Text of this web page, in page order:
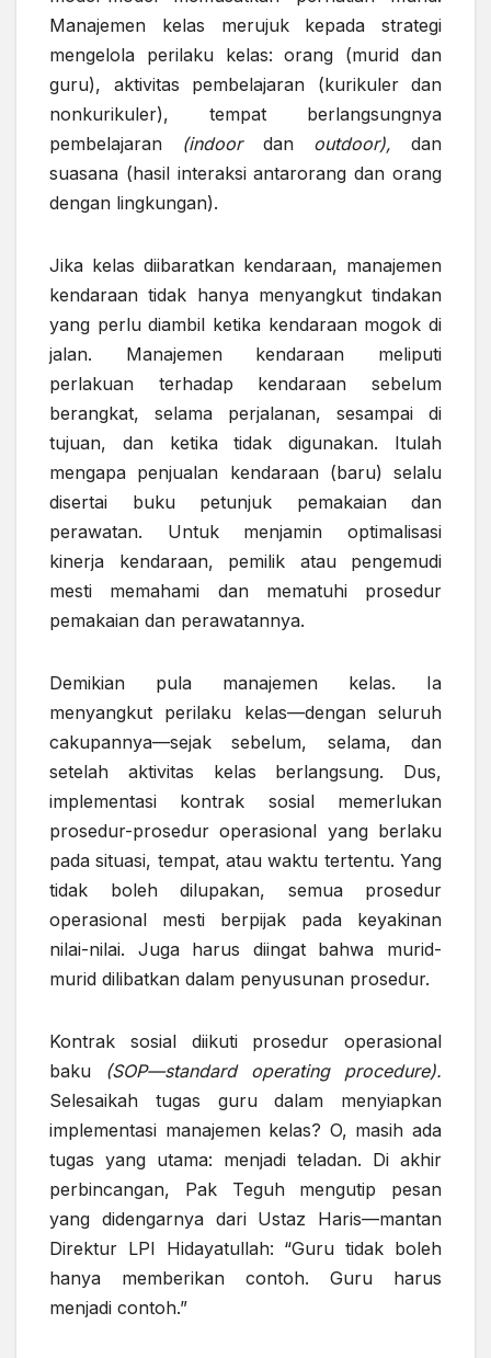
Manajemen kelas merujuk kepada strategi
mengelola perilaku kelas: orang (murid dan
guru), aktivitas pembelajaran (kurikuler dan
nonkurikuler), tempat berlangsungnya
pembelajaran (indoordan outdoor), dan
suasana (hasil interaksi antarorang dan orang
dengan lingkungan).
Jika kelas diibaratkan kendaraan, manajemen
kendaraan tidak hanya menyangkut tindakan
yang perlu diambil ketika kendaraan mogok di
jalan. Manajemen kendaraan meliputi
perlakuan terhadap kendaraan sebelum
berangkat, selama perjalanan, sesampai di
tujuan, dan ketika tidak digunakan. Itulah
mengapa penjualan kendaraan (baru) selalu
disertai buku petunjuk pemakaian dan
perawatan. Untuk menjamin optimalisasi
kinerja kendaraan, pemilik atau pengemudi
mesti memahami dan mematuhi prosedur
pemakaian dan perawatannya.
Demikian pula manajemen kelas. Ia
menyangkut perilaku kelas—dengan seluruh
cakupannya—sejak sebelum, selama, dan
setelah aktivitas kelas berlangsung. Dus,
implementasi kontrak sosial memerlukan
prosedur-prosedur operasional yang berlaku
pada situasi, tempat, atau waktu tertentu. Yang
tidak boleh dilupakan, semua prosedur
operasional mesti berpijak pada keyakinan
nilai-nilai. Juga harus diingat bahwa murid-
murid dilibatkan dalam penyusunan prosedur.
Kontrak sosial diikuti prosedur operasional
baku (SOP—standard operating procedure).
Selesaikah tugas guru dalam menyiapkan
implementasi manajemen kelas? O, masih ada
tugas yang utama: menjadi teladan. Di akhir
perbincangan, Pak Teguh mengutip pesan
yang didengarnya dari Ustaz Haris—mantan
Direktur LPI Hidayatullah: “Guru tidak boleh
hanya memberikan contoh. Guru harus
menjadi contoh.”